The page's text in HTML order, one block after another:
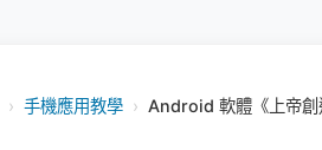
› 手機應用教學 › Android 軟體《上帝創